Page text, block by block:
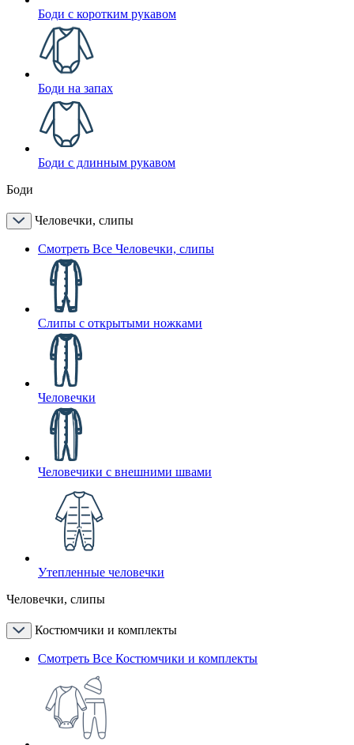
Боди с коротким рукавом
Боди на запах
Боди с длинным рукавом
Боди
Человечки, слипы
Смотреть Все Человечки, слипы
Слипы с открытыми ножками
Человечки
Человечики с внешними швами
Утепленные человечки
Человечки, слипы
Костюмчики и комплекты
Смотреть Все Костюмчики и комплекты